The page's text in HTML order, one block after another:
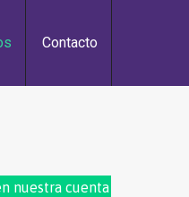
Contacto
nuestra cuenta